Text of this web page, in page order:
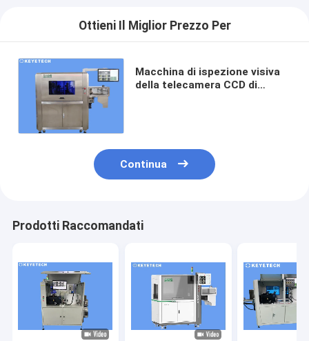
Ottieni Il Miglior Prezzo Per
Macchina di ispezione visiva
della telecamera CCD di
Continua
Prodotti Raccomandati